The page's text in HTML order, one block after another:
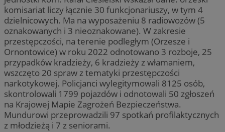
komisariat liczy łącznie 30 funkcjonariuszy, w tym 4
dzielnicowych. Ma na wyposażeniu 8 radiowozów (5
oznakowanych i 3 nieoznakowane). W zakresie
przestępczości, na terenie podległym (Orzesze i
Ornontowice) w roku 2022 odnotowano 3 rozboje, 25
przypadków kradzieży, 6 kradzieży z włamaniem,
wszczęto 20 spraw z tematyki przestępczości
narkotykowej. Policjanci wylegitymowali 8125 osób,
skontrolowali 1799 pojazdów i odnotowali 50 zgłoszeń
na Krajowej Mapie Zagrożeń Bezpieczeństwa.
Mundurowi przeprowadzili 97 spotkań profilaktycznych
z młodzieżą i 7 z seniorami.